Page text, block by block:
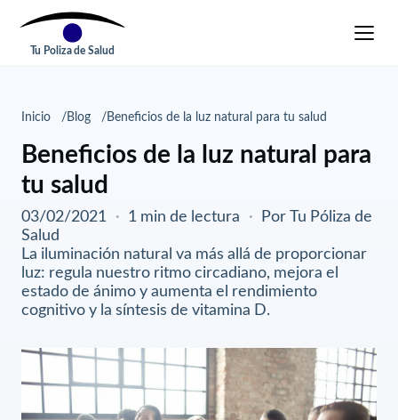
Tu Poliza de Salud
Inicio Blog Beneficios de la luz natural para tu salud
Beneficios de la luz natural para
tu salud
03/02/2021 · 1 min de lectura ·
Por Tu Póliza de
Salud
La iluminación natural va más allá de proporcionar
luz: regula nuestro ritmo circadiano, mejora el
estado de ánimo y aumenta el rendimiento
cognitivo y la síntesis de vitamina D.